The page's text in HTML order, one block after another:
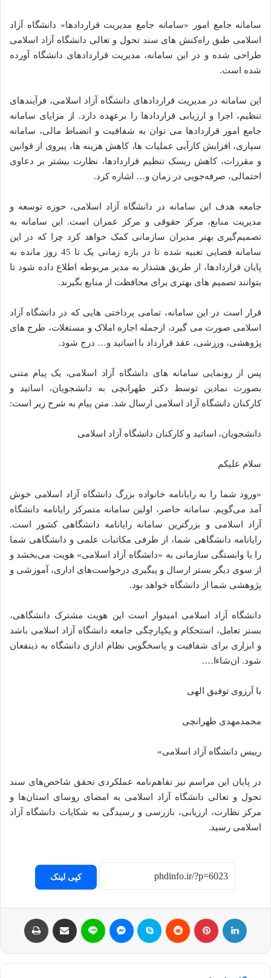
سامانه جامع امور «سامانه جامع مدیریت قراردادها» دانشگاه آزاد
اسلامی طبق راه‌کنش های سند تحول و تعالی دانشگاه آزاد اسلامی
طراحی شده و در این سامانه، مدیریت قراردادهای دانشگاه آورده
شده است.
این سامانه در مدیریت قراردادهای دانشگاه آزاد اسلامی، فرآیندهای
تنظیم، اجرا و ارزیابی قراردادها را برعهده دارد. از مزایای سامانه
جامع امور قراردادها می توان به شفافیت و انضباط مالی، سامانه
سپاری، افزایش کارآیی عملیات ها، کاهش هزینه ها، پیروی از قوانین
و مقررات، کاهش ریسک تنظیم قراردادها، نظارت بیشتر بر دعاوی
احتمالی، صرفه‌جویی در زمان و… اشاره کرد.
جامعه هدف این سامانه در دانشگاه آزاد اسلامی، حوزه توسعه و
مدیریت منابع، مرکز حقوقی و مرکز عمران است. این سامانه به
تصمیم‌گیری بهتر مدیران سازمانی کمک خواهد کرد چرا که در این
سامانه فضایی تعبیه شده تا در بازه زمانی یک تا 45 روز مانده به
پایان قراردادها، از طریق هشدار به مدیر مربوطه اطلاع داده شود تا
بتوانند تصمیم های بهتری برای محافظت از منابع بگیرند.
قرار است در این سامانه، تمامی پرداختی هایی که در دانشگاه آزاد
اسلامی صورت می گیرد، ازجمله اجاره املاک و مستغلات، طرح های
پژوهشی، ورزشی، عقد قرارداد با اساتید و… درج شود.
پس از رونمایی سامانه های دانشگاه آزاد اسلامی، یک پیام متنی
بصورت نمادین توسط دکتر طهرانچی به دانشجویان، اساتید و
کارکنان دانشگاه آزاد اسلامی ارسال شد. متن پیام به شرح زیر است:
دانشجویان، اساتید و کارکنان دانشگاه آزاد اسلامی
سلام علیکم
«ورود شما را به رایانامه خانواده بزرگ دانشگاه آزاد اسلامی خوش
آمد می‌گویم. سامانه حاضر، اولین سامانه متمرکز رایانامه دانشگاه
آزاد اسلامی و بزرگترین سامانه رایانامه دانشگاهی کشور است.
رایانامه دانشگاهی شما، از طرفی مکاتبات علمی و دانشگاهی شما
را با وابستگی سازمانی به «دانشگاه آزاد اسلامی» هویت می‌بخشد و
از سوی دیگر بستر ارسال و پیگیری درخواست‌های اداری، آموزشی و
پژوهشی شما از دانشگاه خواهد بود.
دانشگاه آزاد اسلامی امیدوار است این هویت مشترک دانشگاهی،
بستر تعامل، استحکام و یکپارچگی جامعه دانشگاه آزاد اسلامی باشد
و ابزاری برای شفافیت و پاسخگویی نظام اداری دانشگاه به ذینفعان
شود. ان‌شاءا….
با آرزوی توفیق الهی
محمدمهدی طهرانچی
رییس دانشگاه آزاد اسلامی»
در پایان این مراسم نیز تفاهم‌نامه عملکردی تحقق شاخص‌های سند
تحول و تعالی دانشگاه آزاد اسلامی به امضای روسای استان‌ها و
مرکز نظارت، ارزیابی، بازرسی و رسیدگی به شکایات دانشگاه آزاد
اسلامی رسید.
کپی لینک